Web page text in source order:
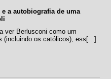
a autobiografia de uma
ver Berlusconi como um
(incluindo os católicos); ess[...]